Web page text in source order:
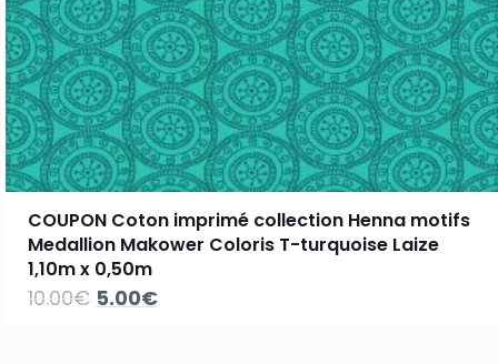
COUPON Coton imprimé collection Henna motifs
Medallion Makower Coloris T-turquoise Laize
1,10m x 0,50m
10.00€ Le
5.00€Le